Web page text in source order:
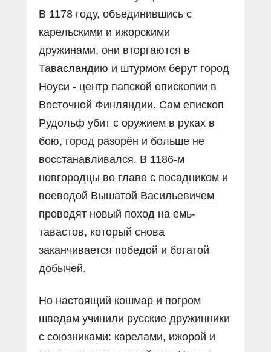
В 1178 году, объединившись с
карельскими и ижорскими
дружинами, они вторгаются в
Тавасландию и штурмом берут город
Ноуси - центр папской епископии в
Восточной Финляндии. Сам епископ
Рудольф убит с оружием в руках в
бою, город разорён и больше не
восстанавливался. В 1186-м
новгородцы во главе с посадником и
воеводой Вышатой Васильевичем
проводят новый поход на емь-
тавастов, который снова
заканчивается победой и богатой
добычей.
Но настоящий кошмар и погром
шведам учинили русские дружинники
с союзниками: карелами, ижорой и